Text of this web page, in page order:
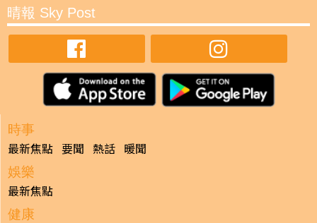
晴報 Sky Post
時事
最新焦點 要聞 熱話 暖聞
娛樂
最新焦點
健康